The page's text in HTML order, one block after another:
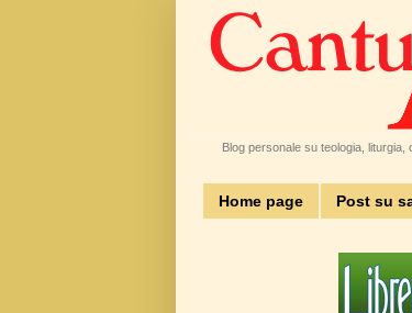
Blog personale su teologia,
Home page Post su